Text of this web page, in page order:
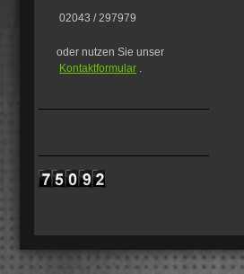
02043 / 297979
oder nutzen Sie unser
Kontaktformular .